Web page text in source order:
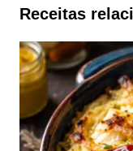
artigos
Receitas